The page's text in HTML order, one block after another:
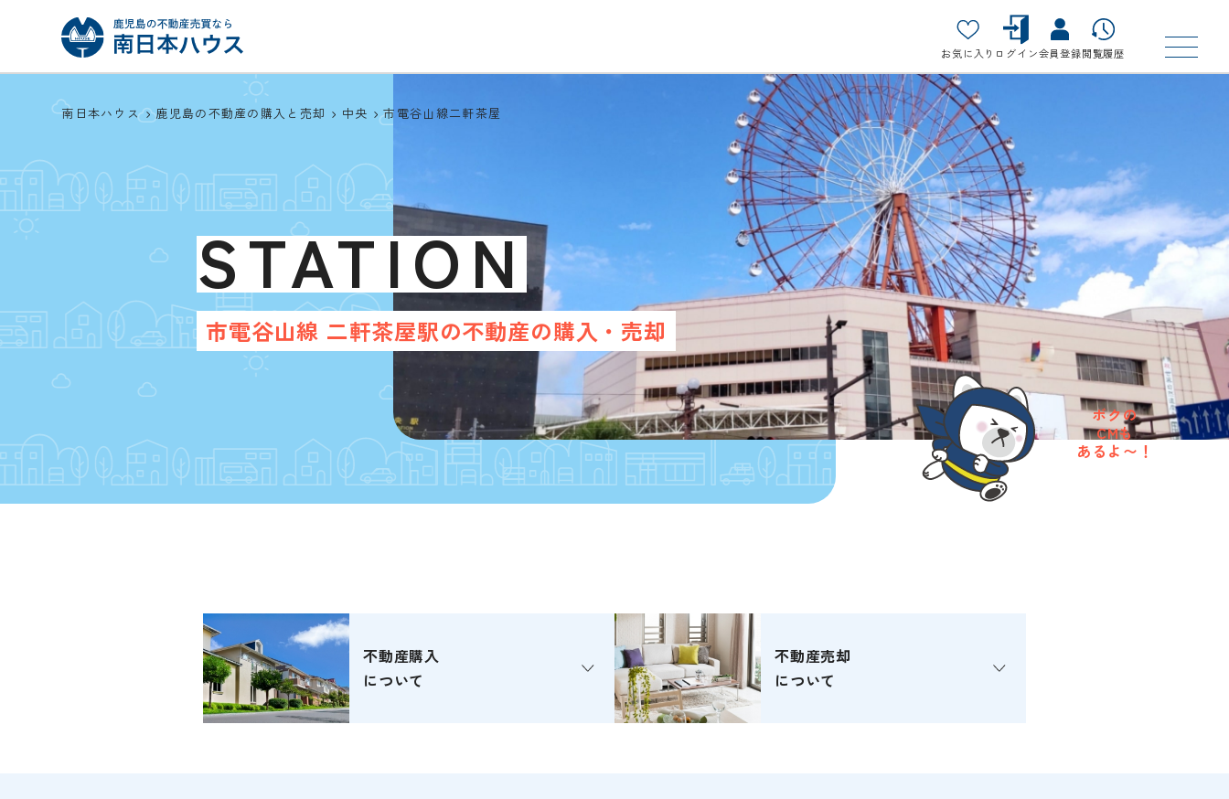
お気に入り ログイン会員登録閲覧履歴
南日本ハウス 鹿児島の不動産の購入と売却 中央 市電谷山線二軒茶屋
STATION
市電谷山線 二軒茶屋駅の不動産の購入・売却
ボクの
CMも
あるよ〜！
不動産購入
について
不動産売却
について